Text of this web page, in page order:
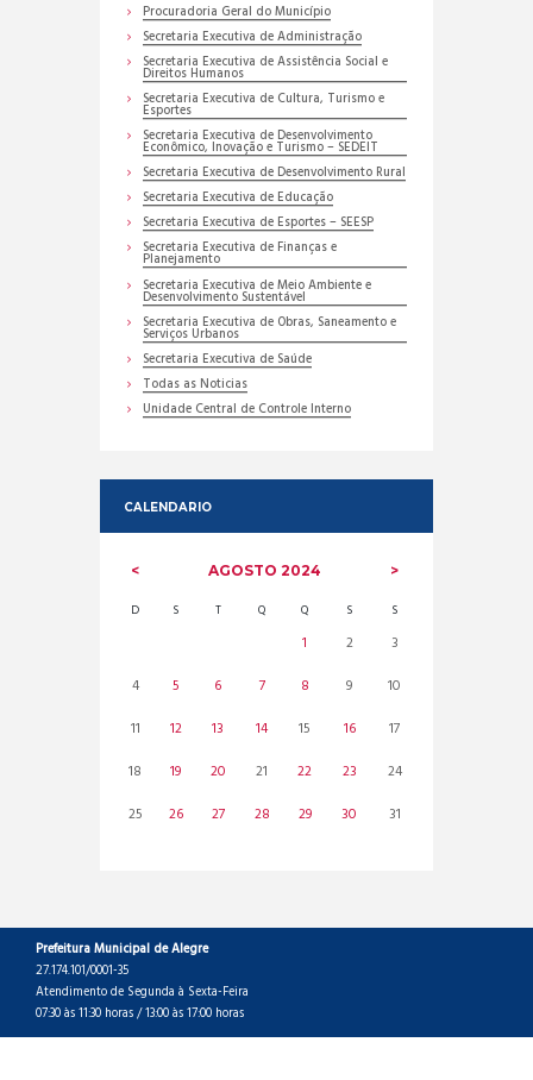
Procuradoria Geral do Município
Secretaria Executiva de Administração
Secretaria Executiva de Assistência Social e
Direitos Humanos
Secretaria Executiva de Cultura, Turismo e
Esportes
Secretaria Executiva de Desenvolvimento
Econômico, Inovação e Turismo – SEDEIT
Secretaria Executiva de Desenvolvimento Rural
Secretaria Executiva de Educação
Secretaria Executiva de Esportes – SEESP
Secretaria Executiva de Finanças e
Planejamento
Secretaria Executiva de Meio Ambiente e
Desenvolvimento Sustentável
Secretaria Executiva de Obras, Saneamento e
Serviços Urbanos
Secretaria Executiva de Saúde
Todas as Noticias
Unidade Central de Controle Interno
CALENDARIO
AGOSTO 2024
D S T Q Q S S
1 2
3
4
5 6 7 8 9
10
11
12 13 14 15 16
17
18
19 20 21 22 23
24
25
26 27 28 29 30 31
Prefeitura Municipal de Alegre
27.174.101/0001-35
Atendimento de Segunda à Sexta-Feira
07:30 às 11:30 horas / 13:00 às 17:00 horas